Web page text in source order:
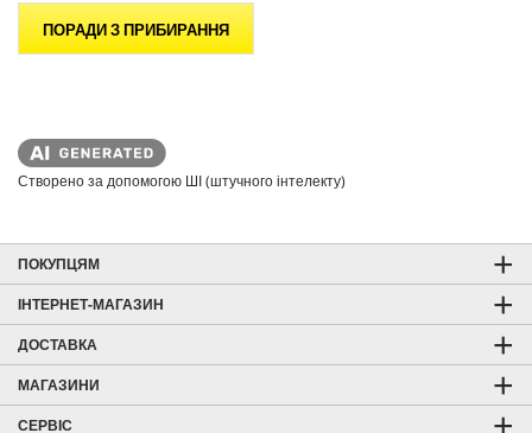
ПОРАДИ З ПРИБИРАННЯ
Створено за допомогою ШІ (штучного інтелекту)
ПОКУПЦЯМ
ІНТЕРНЕТ-МАГАЗИН
ДОСТАВКА
МАГАЗИНИ
СЕРВІС